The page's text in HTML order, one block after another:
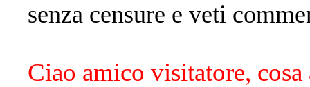
senza censure e veti
Ciao amico visitatore, cosa